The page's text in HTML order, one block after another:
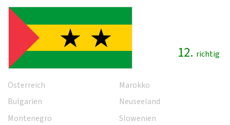
12. richtig
Österreich
Bulgarien
Montenegro
Marokko
Neuseeland
Slowenien